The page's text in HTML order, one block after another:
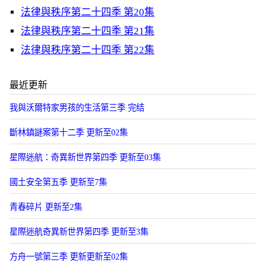
法律與秩序第二十四季 第20集
法律與秩序第二十四季 第21集
法律與秩序第二十四季 第22集
最近更新
我與沃爾特家男孩的生活第三季 完结
斷林鎮謎案第十二季 更新至02集
星際迷航：奇異新世界第四季 更新至03集
國土安全第五季 更新至7集
青春碎片 更新至2集
星際迷航奇異新世界第四季 更新至3集
方舟一號第三季 更新更新至02集